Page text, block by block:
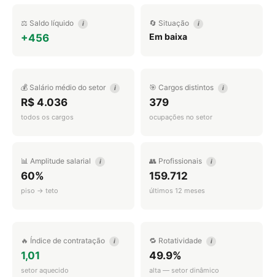
⚖️ Saldo líquido i
+456
🔄 Situação i
Em baixa
💰 Salário médio do setor i
R$ 4.036
todos os cargos
🎯 Cargos distintos i
379
ocupações no setor
📊 Amplitude salarial i
60%
piso → teto
👥 Profissionais i
159.712
últimos 12 meses
🔥 Índice de contratação i
1,01
setor aquecido
🔁 Rotatividade i
49.9%
alta — setor dinâmico